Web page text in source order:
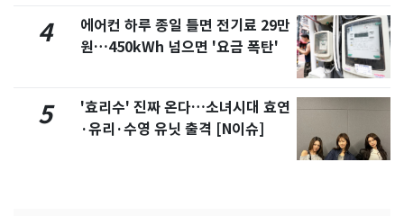
4
에어컨 하루 종일 틀면 전기료 29만
원…450kWh 넘으면 '요금 폭탄'
5
'효리수' 진짜 온다…소녀시대 효연
·유리·수영 유닛 출격 [N이슈]